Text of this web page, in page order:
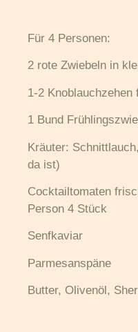
Für 4 Personen:
2 rote Zwiebeln in
1-2 Knoblauchzehen
1 Bund
Kräuter:
da ist)
Cocktailtomaten
Person 4 Stück
Senfkaviar
Parmesanspäne
Butter, Olivenöl,